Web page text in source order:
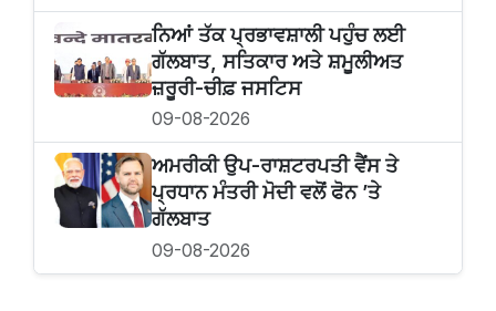
ਨਿਆਂ ਤੱਕ ਪ੍ਰਭਾਵਸ਼ਾਲੀ ਪਹੁੰਚ ਲਈ
ਗੱਲਬਾਤ, ਸਤਿਕਾਰ ਅਤੇ ਸ਼ਮੂਲੀਅਤ
ਜ਼ਰੂਰੀ-ਚੀਫ਼ ਜਸਟਿਸ
09-08-2026
ਅਮਰੀਕੀ ਉਪ-ਰਾਸ਼ਟਰਪਤੀ ਵੈਂਸ ਤੇ
ਪ੍ਰਧਾਨ ਮੰਤਰੀ ਮੋਦੀ ਵਲੋਂ ਫੋਨ ’ਤੇ
ਗੱਲਬਾਤ
09-08-2026